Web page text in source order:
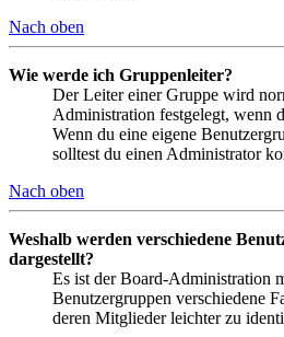
Nach oben
Wie werde ich Gruppenleiter?
Der Leiter einer Gruppe wird
Administration festgelegt, wenn
Wenn du eine eigene
solltest du einen Administrator
Nach oben
Weshalb werden verschiedene
dargestellt?
Es ist der Board-Administration
Benutzergruppen verschiedene
deren Mitglieder leichter zu